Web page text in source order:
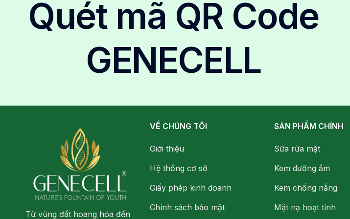
Quét mã QR Code
GENECELL
Từ vùng đất hoang hóa đến
VỀ CHÚNG TÔI
Giới thiệu
Hệ thống cơ sở
Giấy phép kinh doanh
Chính sách bảo mật
SẢN PHẨM CHÍNH
Sữa rửa mặt
Kem dưỡng ẩm
Kem chống nắng
Mặt nạ hoạt tính